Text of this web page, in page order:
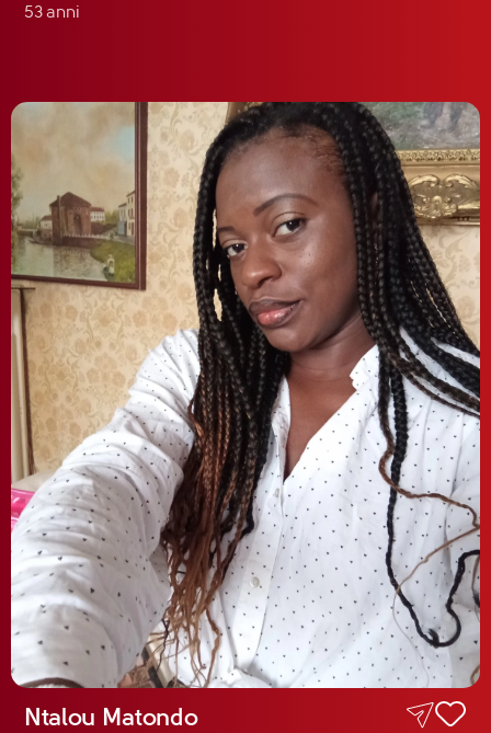
53 anni
Ntalou Matondo